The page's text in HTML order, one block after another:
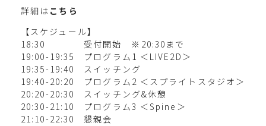
詳細は こちら
【スケジュール】
18:30 受付開始 ※20:30まで
19:00-19:35 プログラム1 ＜LIVE2D＞
19:35-19:40 スイッチング
19:40-20:20 プログラム2 ＜スプライトスタジオ＞
20:20-20:30 スイッチング&休憩
20:30-21:10 プログラム3 ＜Spine＞
21:10-22:30 懇親会